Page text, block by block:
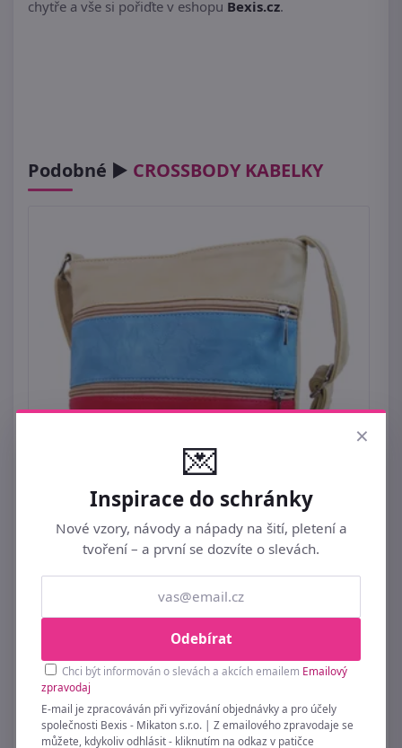
chytře a vše si pořiďte v eshopu Bexis.cz.
Podobné ► CROSSBODY KABELKY
Malá béžová crossbody kabelka s pruhy
×
💌
Inspirace do schránky
Nové vzory, návody a nápady na šití, pletení a
tvoření – a první se dozvíte o slevách.
Odebírat
Chci být informován o slevách a akcích emailem Emailový
zpravodaj
E-mail je zpracováván při vyřizování objednávky a pro účely
společnosti Bexis - Mikaton s.r.o. | Z emailového zpravodaje se
můžete, kdykoliv odhlásit - kliknutím na odkaz v patičce